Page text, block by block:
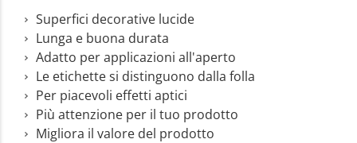
Superfici decorative lucide
Lunga e buona durata
Adatto per applicazioni all'aperto
Le etichette si distinguono dalla folla
Per piacevoli effetti aptici
Più attenzione per il tuo prodotto
Migliora il valore del prodotto